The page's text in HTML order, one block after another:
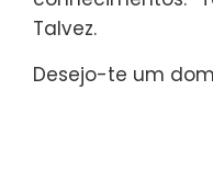
Talvez.
Desejo-te um